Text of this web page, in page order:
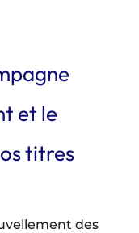
et le
titres
des